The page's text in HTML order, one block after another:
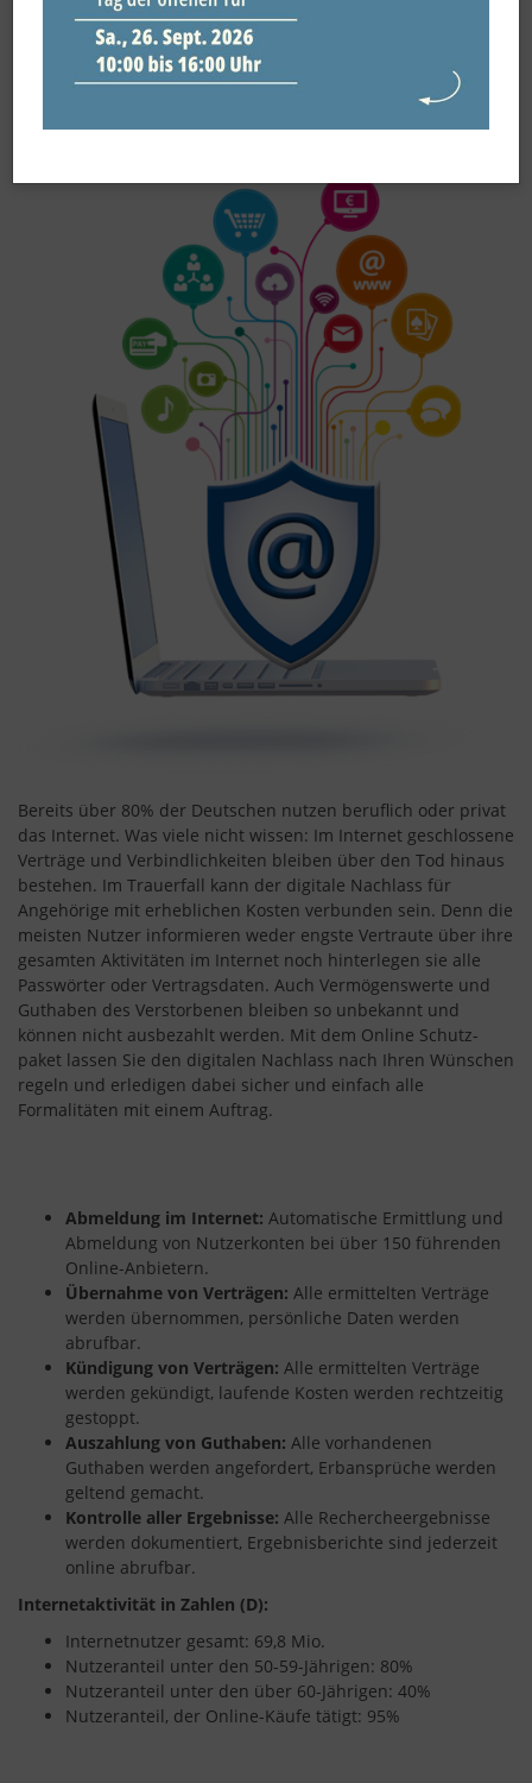
Der digitale Nachlass
Bereits über 80% der Deutschen nutzen beruflich oder privat
das Internet. Was viele nicht wissen: Im Internet geschlossene
Verträge und Verbindlichkeiten bleiben über den Tod hinaus
bestehen. Im Trauerfall kann der digitale Nachlass für
Angehörige mit erheblichen Kosten verbunden sein. Denn die
meisten Nutzer informieren weder engste Vertraute über ihre
gesamten Aktivitäten im Internet noch hinterlegen sie alle
Passwörter oder Vertragsdaten. Auch Vermögenswerte und
Guthaben des Verstorbenen bleiben so unbekannt und
können nicht ausbezahlt werden. Mit dem Online Schutz-
paket lassen Sie den digitalen Nachlass nach Ihren Wünschen
regeln und erledigen dabei sicher und einfach alle
Formalitäten mit einem Auftrag.
Abmeldung im Internet: Automatische Ermittlung und
Abmeldung von Nutzerkonten bei über 150 führenden
Online-Anbietern.
Übernahme von Verträgen: Alle ermittelten Verträge
werden übernommen, persönliche Daten werden
abrufbar.
Kündigung von Verträgen: Alle ermittelten Verträge
werden gekündigt, laufende Kosten werden rechtzeitig
gestoppt.
Auszahlung von Guthaben: Alle vorhandenen
Guthaben werden angefordert, Erbansprüche werden
geltend gemacht.
Kontrolle aller Ergebnisse: Alle Rechercheergebnisse
werden dokumentiert, Ergebnisberichte sind jederzeit
online abrufbar.
Internetaktivität in Zahlen (D):
Internetnutzer gesamt: 69,8 Mio.
Nutzeranteil unter den 50-59-Jährigen: 80%
Nutzeranteil unter den über 60-Jährigen: 40%
Nutzeranteil, der Online-Käufe tätigt: 95%